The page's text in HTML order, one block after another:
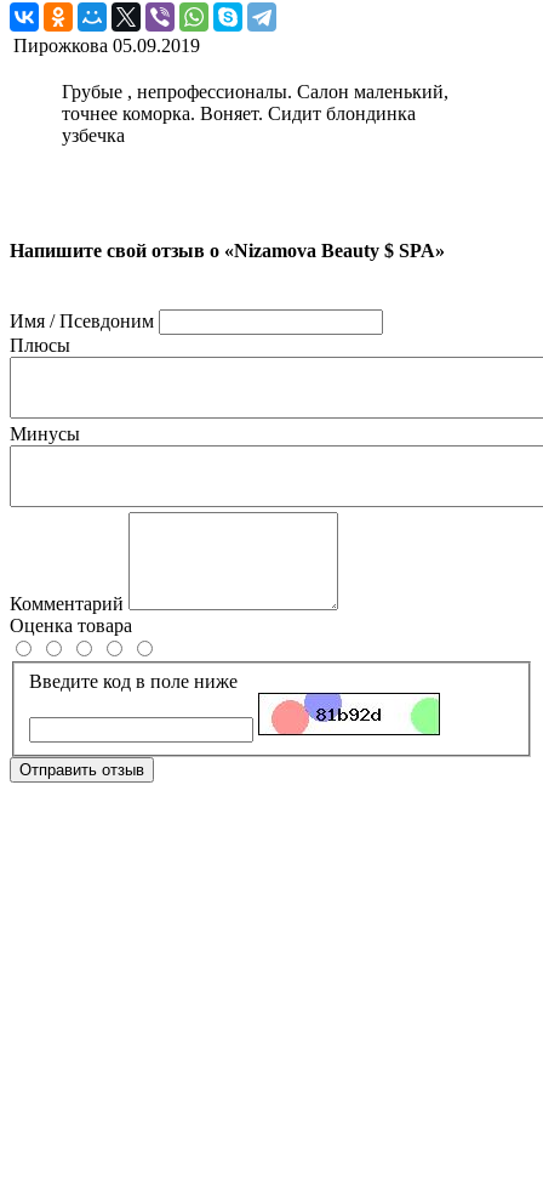
Пирожкова 05.09.2019
Грубые , непрофессионалы. Салон маленький,
точнее коморка. Воняет. Сидит блондинка
узбечка
Напишите свой отзыв о «Nizamova Beauty $ SPA»
Имя / Псевдоним
Плюсы
Минусы
Комментарий
Оценка товара
Введите код в поле ниже
Отправить отзыв